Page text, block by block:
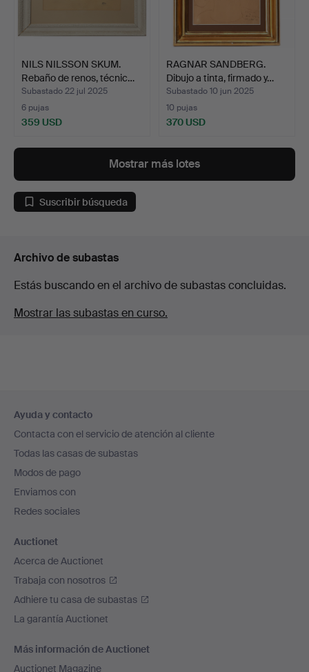
NILS NILSSON SKUM.
Rebaño de renos, técnic…
Subastado 22 jul 2025
6 pujas
359 USD
RAGNAR SANDBERG.
Dibujo a tinta, firmado y…
Subastado 10 jun 2025
10 pujas
370 USD
Mostrar más lotes
Suscribir búsqueda
Archivo de subastas
Estás buscando en el archivo de subastas concluidas.
Mostrar las subastas en curso.
en
el
pie
de
página
Ayuda y contacto
Contacta con el servicio de atención al cliente
Todas las casas de subastas
Modos de pago
Enviamos con
Redes sociales
Auctionet
Acerca de Auctionet
Trabaja con nosotros
Adhiere tu casa de subastas
La garantía Auctionet
Más información de Auctionet
Auctionet Magazine